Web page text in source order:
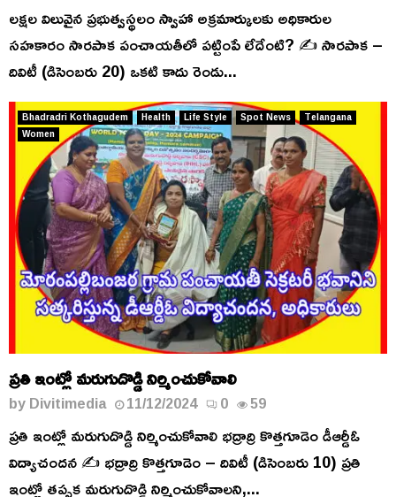
లక్షల విలువైన ప్రభుత్వస్థలం స్వాహా అక్రమార్కులకు అధికారుల
సహకారం సారపాక పంచాయతీలో పట్టింపే లేదేంటి? ✍️ సారపాక –
దివిటీ (డిసెంబరు 20) ఒకటి కాదు రెండు...
Bhadradri Kothagudem Health Life Style Spot News
Telangana
Women
ప్రతి ఇంట్లో మరుగుదొడ్డి నిర్మించుకోవాలి
byDivitimedia 11/12/2024 0 59
ప్రతి ఇంట్లో మరుగుదొడ్డి నిర్మించుకోవాలి భద్రాద్రి కొత్తగూడెం డీఆర్డీఓ
విద్యాచందన ✍️ భద్రాద్రి కొత్తగూడెం – దివిటీ (డిసెంబరు 10) ప్రతి
ఇంట్లో తప్పక మరుగుదొడ్డి నిర్మించుకోవాలని,...